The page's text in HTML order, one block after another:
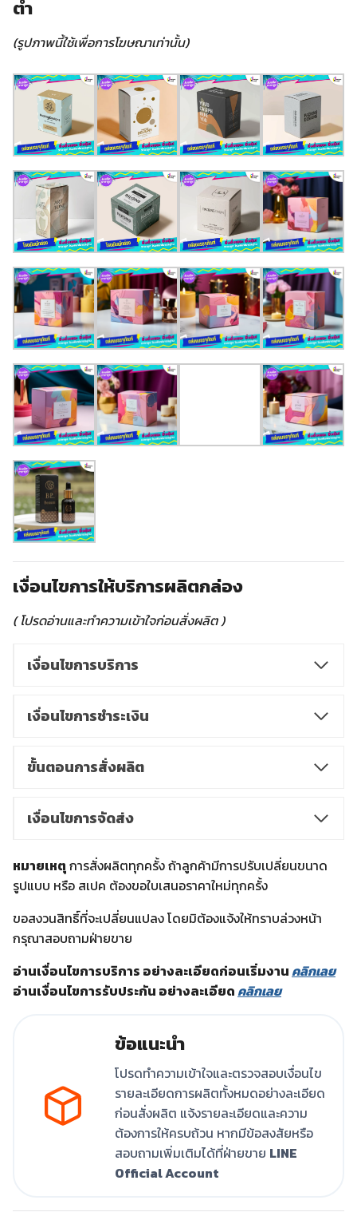
ต่ำ
(รูปภาพนี้ใช้เพื่อการโฆษณาเท่านั้น)
เงื่อนไขการให้บริการผลิตกล่อง
( โปรดอ่านและทำความเข้าใจก่อนสั่งผลิต )
เงื่อนไขการบริการ
เงื่อนไขการชำระเงิน
ขั้นตอนการสั่งผลิต
เงื่อนไขการจัดส่ง
หมายเหตุการสั่งผลิตทุกครั้ง ถ้าลูกค้ามีการปรับเปลี่ยนขนาด
รูปแบบ หรือ สเปค ต้องขอใบเสนอราคาใหม่ทุกครั้ง
ขอสงวนสิทธิ์ที่จะเปลี่ยนแปลง โดยมิต้องแจ้งให้ทราบล่วงหน้า
กรุณาสอบถามฝ่ายขาย
อ่านเงื่อนไขการบริการ อย่างละเอียดก่อนเริ่มงานคลิกเลย
อ่านเงื่อนไขการรับประกัน อย่างละเอียดคลิกเลย
ข้อแนะนำ
โปรดทำความเข้าใจและตรวจสอบเงื่อนไข
รายละเอียดการผลิตทั้งหมดอย่างละเอียด
ก่อนสั่งผลิต แจ้งรายละเอียดและความ
ต้องการให้ครบถ้วน หากมีข้อสงสัยหรือ
สอบถามเพิ่มเติมได้ที่ฝ่ายขาย LINE
Official Account